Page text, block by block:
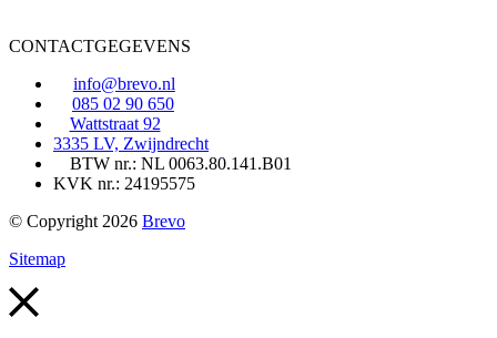
CONTACTGEGEVENS
info@brevo.nl
085 02 90 650
Wattstraat 92
3335 LV, Zwijndrecht
BTW nr.: NL 0063.80.141.B01
KVK nr.: 24195575
© Copyright 2026 Brevo
Sitemap